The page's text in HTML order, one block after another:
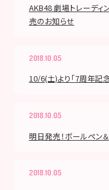
AKB48 劇場トレーデ
売のお知らせ
2018.10.05
10/6(土)より「7周年記
2018.10.05
明日発売！ボールペ
2018.10.05